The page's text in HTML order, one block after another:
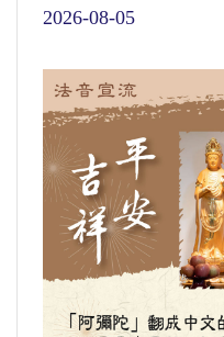
2026-08-05